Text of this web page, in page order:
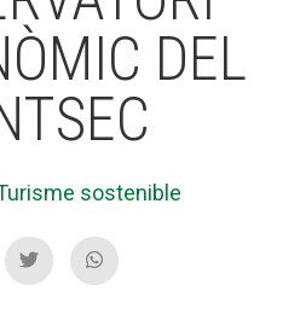
DEL
sostenible
I JOVES
SECTOR
I JOVES
SECTOR